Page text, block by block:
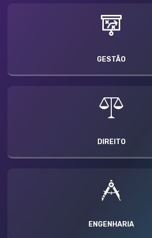
GESTÃO
DIREITO
ENGENHARIA